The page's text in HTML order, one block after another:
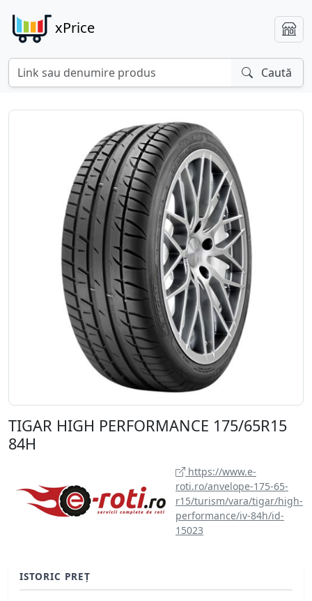
xPrice
Caută
TIGAR HIGH PERFORMANCE 175/65R15
84H
https://www.e-
roti.ro/anvelope-175-65-
r15/turism/vara/tigar/high-
performance/iv-84h/id-
15023
ISTORIC PREȚ